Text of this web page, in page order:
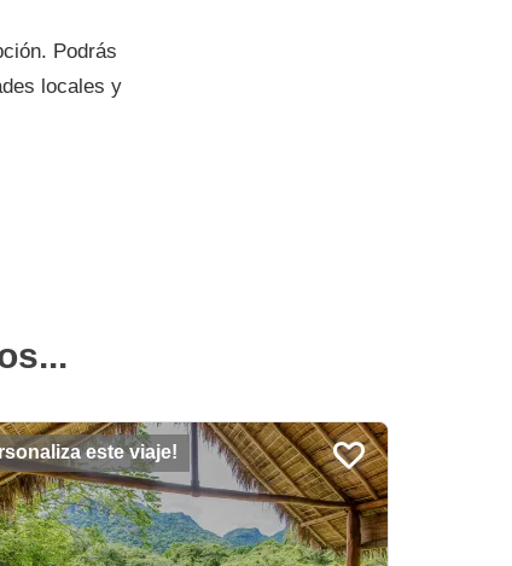
Podrás
locales y
este viaje!